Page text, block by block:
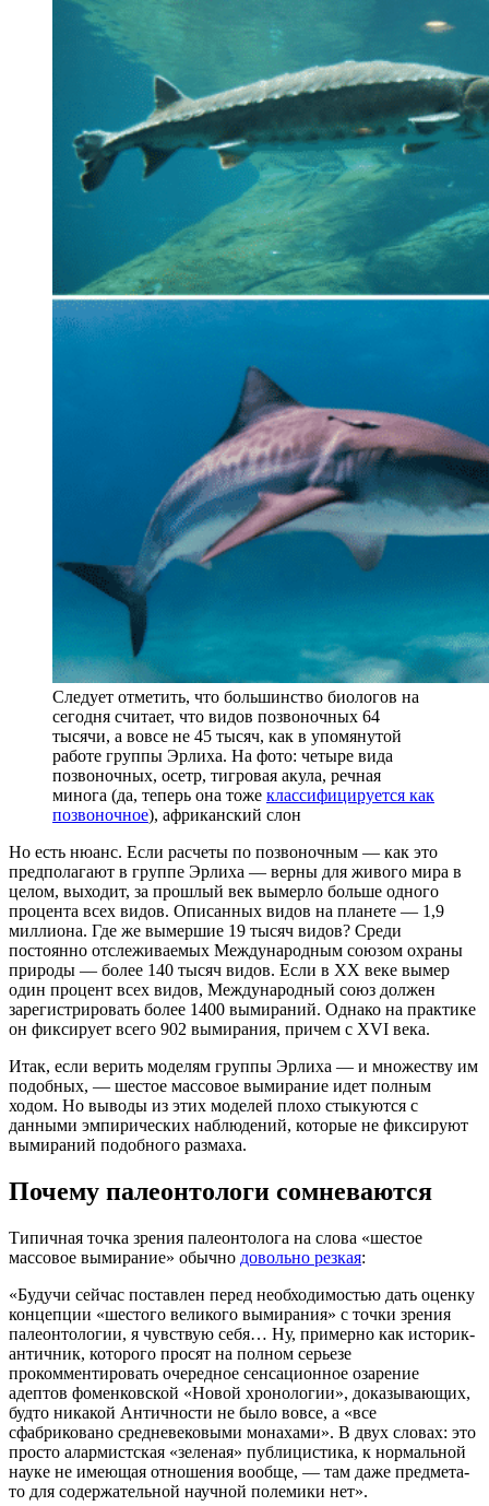
Следует отметить, что большинство биологов на
сегодня считает, что видов позвоночных 64
тысячи, а вовсе не 45 тысяч, как в упомянутой
работе группы Эрлиха. На фото: четыре вида
позвоночных, осетр, тигровая акула, речная
минога (да, теперь она тоже классифицируется как
позвоночное), африканский слон
Но есть нюанс. Если расчеты по позвоночным — как это
предполагают в группе Эрлиха — верны для живого мира в
целом, выходит, за прошлый век вымерло больше одного
процента всех видов. Описанных видов на планете — 1,9
миллиона. Где же вымершие 19 тысяч видов? Среди
постоянно отслеживаемых Международным союзом охраны
природы — более 140 тысяч видов. Если в XX веке вымер
один процент всех видов, Международный союз должен
зарегистрировать более 1400 вымираний. Однако на практике
он фиксирует всего 902 вымирания, причем с XVI века.
Итак, если верить моделям группы Эрлиха — и множеству им
подобных, — шестое массовое вымирание идет полным
ходом. Но выводы из этих моделей плохо стыкуются с
данными эмпирических наблюдений, которые не фиксируют
вымираний подобного размаха.
Почему палеонтологи сомневаются
Типичная точка зрения палеонтолога на слова «шестое
массовое вымирание» обычно довольно резкая:
«Будучи сейчас поставлен перед необходимостью дать оценку
концепции «шестого великого вымирания» с точки зрения
палеонтологии, я чувствую себя… Ну, примерно как историк-
античник, которого просят на полном серьезе
прокомментировать очередное сенсационное озарение
адептов фоменковской «Новой хронологии», доказывающих,
будто никакой Античности не было вовсе, а «все
сфабриковано средневековыми монахами». В двух словах: это
просто алармистская «зеленая» публицистика, к нормальной
науке не имеющая отношения вообще, — там даже предмета-
то для содержательной научной полемики нет».